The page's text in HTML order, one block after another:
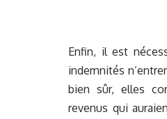
Enfin, il est
indemnités
bien sûr, elles
revenus qui